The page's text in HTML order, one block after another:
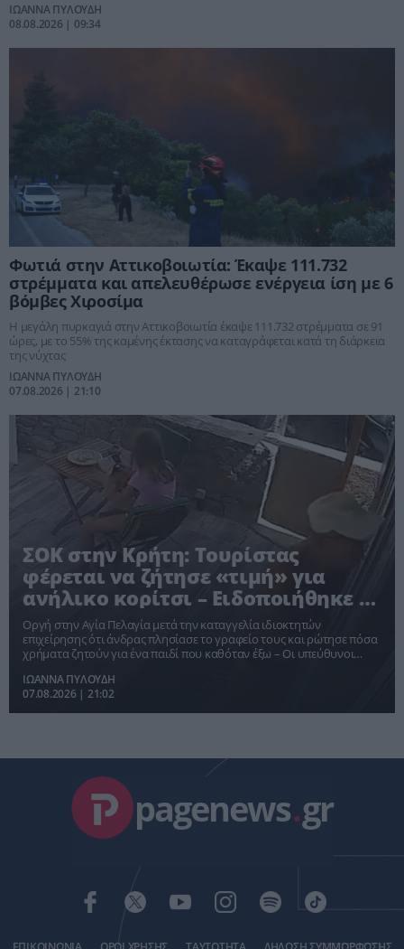
ΙΩΑΝΝΑ ΠΥΛΟΥΔΗ
08.08.2026 | 09:34
Φωτιά στην Αττικοβοιωτία: Έκαψε 111.732
στρέμματα και απελευθέρωσε ενέργεια ίση με 6
βόμβες Χιροσίμα
Η μεγάλη πυρκαγιά στην Αττικοβοιωτία έκαψε 111.732 στρέμματα σε 91
ώρες, με το 55% της καμένης έκτασης να καταγράφεται κατά τη διάρκεια
της νύχτας
ΙΩΑΝΝΑ ΠΥΛΟΥΔΗ
07.08.2026 | 21:10
ΣΟΚ στην Κρήτη: Τουρίστας
φέρεται να ζήτησε «τιμή» για
ανήλικο κορίτσι – Ειδοποιήθηκε η
Αστυνομία [vid]
Οργή στην Αγία Πελαγία μετά την καταγγελία ιδιοκτητών
επιχείρησης ότι άνδρας πλησίασε το γραφείο τους και ρώτησε πόσα
χρήματα ζητούν για ένα παιδί που καθόταν έξω – Οι υπεύθυνοι
ΙΩΑΝΝΑ ΠΥΛΟΥΔΗ
07.08.2026 | 21:02
pagenews.gr